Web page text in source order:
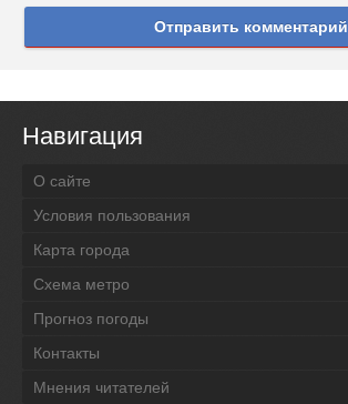
Отправить комментарий
Навигация
О сайте
Условия пользования
Карта города
Схема метро
Прогноз погоды
Контакты
Мнения читателей